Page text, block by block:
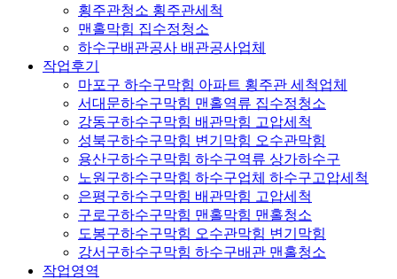
횡주관청소 횡주관세척
맨홀막힘 집수정청소
하수구배관공사 배관공사업체
작업후기
마포구 하수구막힘 아파트 횡주관 세척업체
서대문하수구막힘 맨홀역류 집수정청소
강동구하수구막힘 배관막힘 고압세척
성북구하수구막힘 변기막힘 오수관막힘
용산구하수구막힘 하수구역류 상가하수구
노원구하수구막힘 하수구업체 하수구고압세척
은평구하수구막힘 배관막힘 고압세척
구로구하수구막힘 맨홀막힘 맨홀청소
도봉구하수구막힘 오수관막힘 변기막힘
강서구하수구막힘 하수구배관 맨홀청소
작업영역